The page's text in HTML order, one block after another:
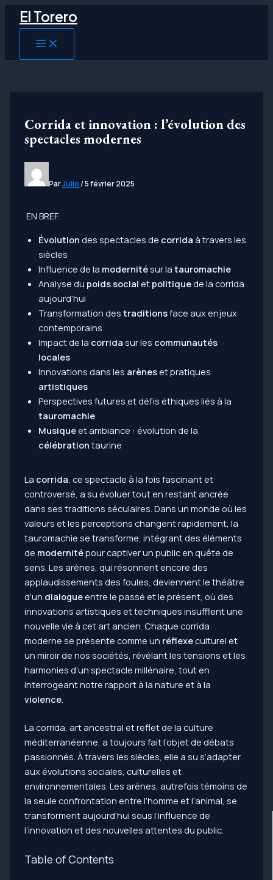
Aller
contenu
El Torero
MAIN
MENU
Corrida et innovation : l’évolution des
spectacles modernes
ParJulio/5 février 2025
EN BREF
Évolution des spectacles de corrida à travers les
siècles
Influence de la modernitésur la tauromachie
Analyse du poids social et politiquede la corrida
aujourd’hui
Transformation des traditionsface aux enjeux
contemporains
Impact de la corrida sur les communautés
locales
Innovations dans les arèneset pratiques
artistiques
Perspectives futures et défis éthiques liés à la
tauromachie
Musiqueet ambiance : évolution de la
célébration taurine
La corrida, ce spectacle à la fois fascinant et
controversé, a su évoluer tout en restant ancrée
dans ses traditions séculaires. Dans un monde où les
valeurs et les perceptions changent rapidement, la
tauromachie se transforme, intégrant des éléments
de modernitépour captiver un public en quête de
sens. Les arènes, qui résonnent encore des
applaudissements des foules, deviennent le théâtre
d’un dialogueentre le passé et le présent, où des
innovations artistiques et techniques insufflent une
nouvelle vie à cet art ancien. Chaque corrida
moderne se présente comme un réflexeculturel et
un miroir de nos sociétés, révélant les tensions et les
harmonies d’un spectacle millénaire, tout en
interrogeant notre rapport à la nature et à la
violence.
La corrida, art ancestral et reflet de la culture
méditerranéenne, a toujours fait l’objet de débats
passionnés. À travers les siècles, elle a su s’adapter
aux évolutions sociales, culturelles et
environnementales. Les arènes, autrefois témoins de
la seule confrontation entre l’homme et l’animal, se
transforment aujourd’hui sous l’influence de
l’innovation et des nouvelles attentes du public.
Table of Contents